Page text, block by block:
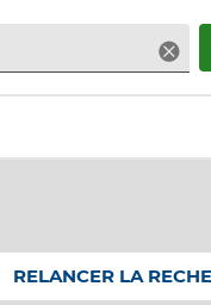
RELANCER LA